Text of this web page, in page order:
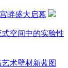
畔盛大启幕
空间中的实验性
术壁材新蓝图